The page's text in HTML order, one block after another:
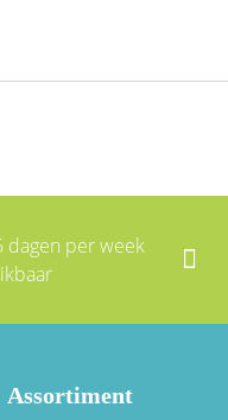
dagen per week
Assortiment